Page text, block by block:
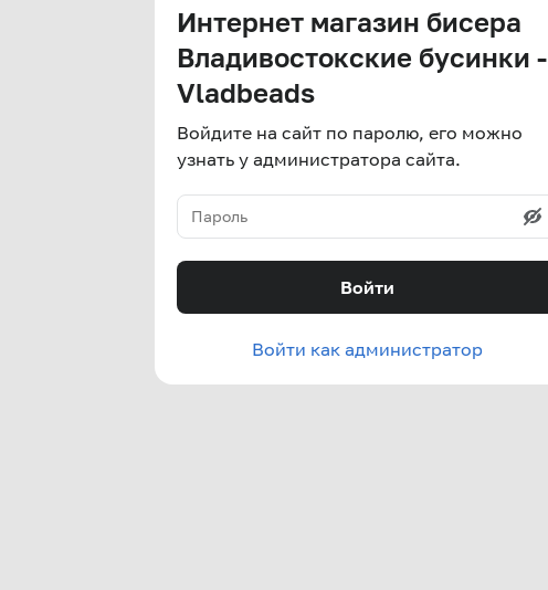
Интернет магазин бисера
Владивостокские бусинки -
Vladbeads
Войдите на сайт по паролю, его можно
узнать у администратора сайта.
Войти
Войти как администратор